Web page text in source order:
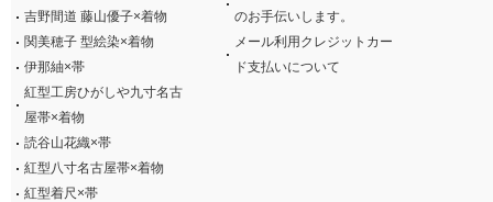
吉野間道 藤山優子×着物
関美穂子 型絵染×着物
伊那紬×帯
紅型工房ひがしや九寸名古
屋帯×着物
読谷山花織×帯
紅型八寸名古屋帯×着物
紅型着尺×帯
のお手伝いします。
メール利用クレジットカー
ド支払いについて